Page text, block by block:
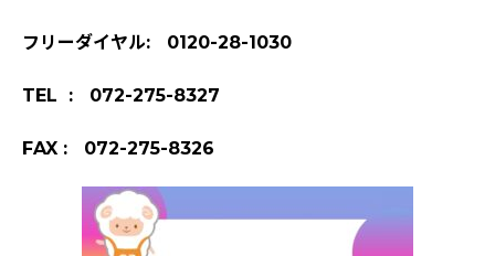
フリーダイヤル: 0120-28-1030
TEL : 072-275-8327
FAX : 072-275-8326